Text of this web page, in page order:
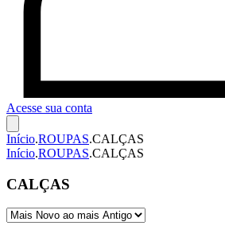
Acesse sua conta
Início.ROUPAS.CALÇAS
Início.ROUPAS.CALÇAS
CALÇAS